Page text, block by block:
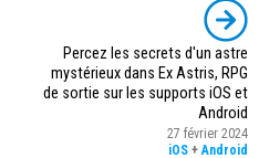
Percez les secrets d'un astre
mystérieux dans Ex Astris, RPG
de sortie sur les supports iOS et
Android
27 février 2024
iOS +Android